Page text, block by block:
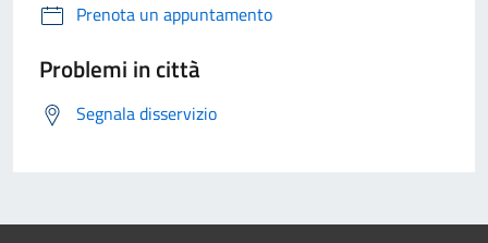
Prenota un appuntamento
Problemi in città
Segnala disservizio